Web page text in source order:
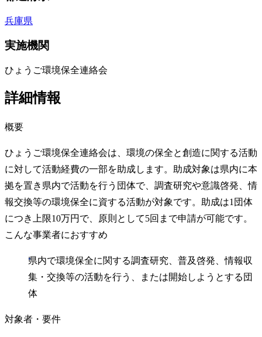
兵庫県
実施機関
ひょうご環境保全連絡会
詳細情報
概要
ひょうご環境保全連絡会は、環境の保全と創造に関する活動
に対して活動経費の一部を助成します。助成対象は県内に本
拠を置き県内で活動を行う団体で、調査研究や意識啓発、情
報交換等の環境保全に資する活動が対象です。助成は1団体
につき上限10万円で、原則として5回まで申請が可能です。
こんな事業者におすすめ
県内で環境保全に関する調査研究、普及啓発、情報収
集・交換等の活動を行う、または開始しようとする団
体
対象者・要件